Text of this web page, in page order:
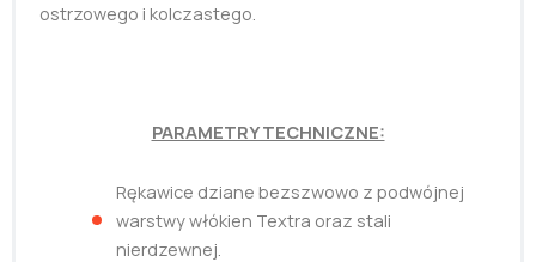
ostrzowego i kolczastego.
PARAMETRY TECHNICZNE:
Rękawice dziane bezszwowo z podwójnej
warstwy włókien Textra oraz stali
nierdzewnej.